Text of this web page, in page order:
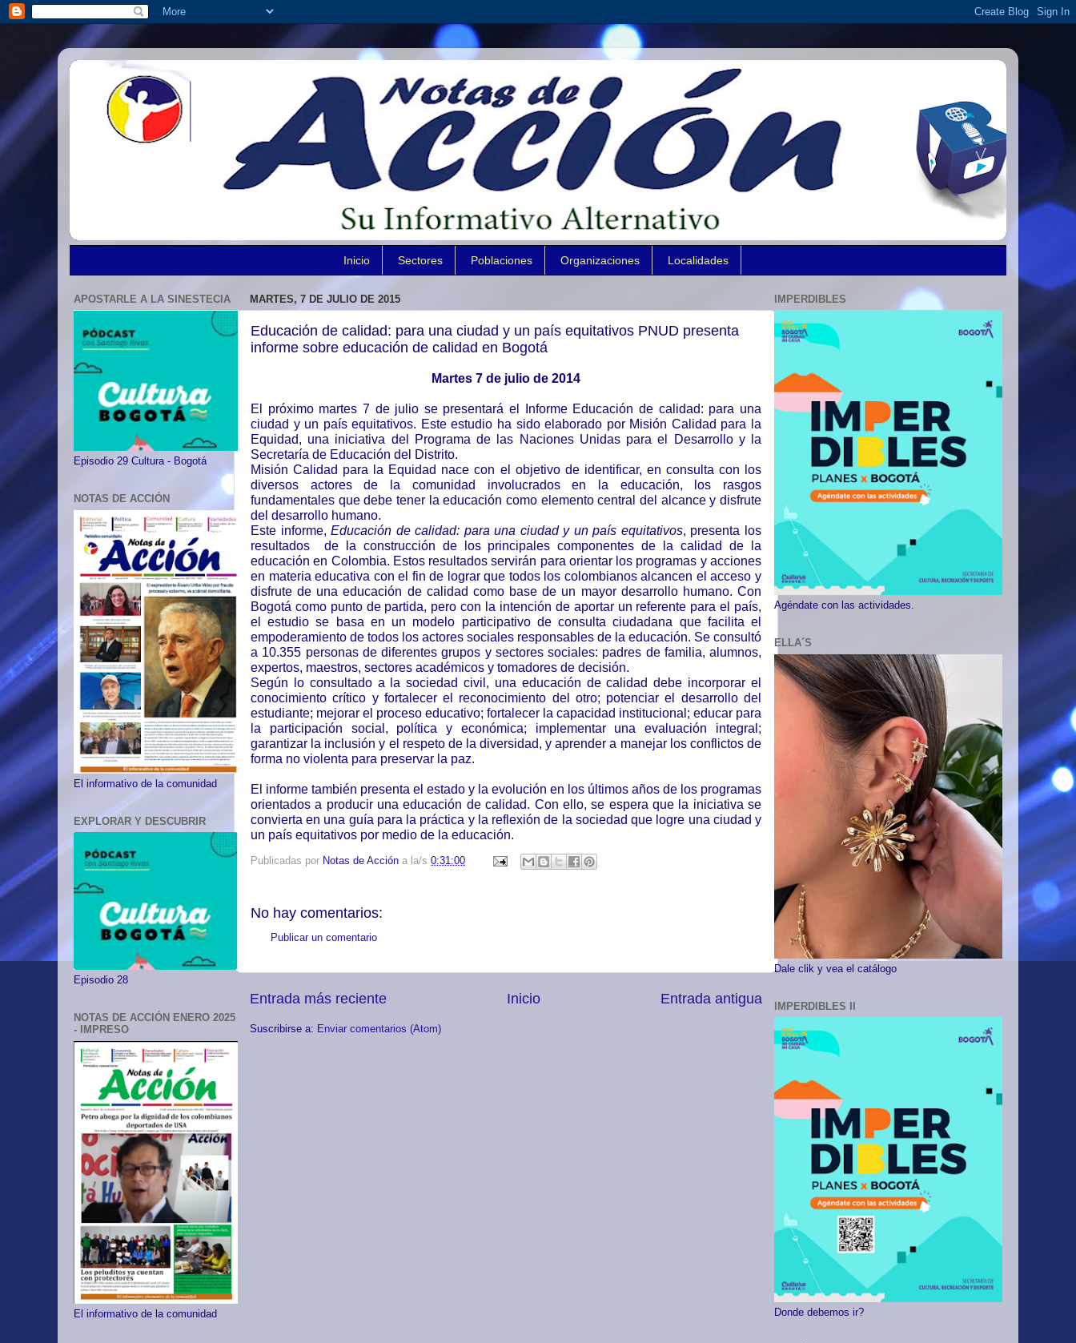
Inicio Sectores Poblaciones Organizaciones Localidades
MARTES, 7 DE JULIO DE 2015
Educación de calidad: para una ciudad y un país equitativos PNUD presenta
informe sobre educación de calidad en Bogotá
Martes 7 de julio de 2014
El próximo martes 7 de julio se presentará el Informe Educación de calidad: para una
ciudad y un país equitativos. Este estudio ha sido elaborado por Misión Calidad para la
Equidad, una iniciativa del Programa de las Naciones Unidas para el Desarrollo y la
Secretaría de Educación del Distrito.
Misión Calidad para la Equidad nace con el objetivo de identificar, en consulta con los
diversos actores de la comunidad involucrados en la educación, los rasgos
fundamentales que debe tener la educación como elemento central del alcance y disfrute
del desarrollo humano.
Este informe,Educación de calidad: para una ciudad y un país equitativos, presenta los
resultados de la construcción de los principales componentes de la calidad de la
educación en Colombia. Estos resultados servirán para orientar los programas y acciones
en materia educativa con el fin de lograr que todos los colombianos alcancen el acceso y
disfrute de una educación de calidad como base de un mayor desarrollo humano. Con
Bogotá como punto de partida, pero con la intención de aportar un referente para el país,
el estudio se basa en un modelo participativo de consulta ciudadana que facilita el
empoderamiento de todos los actores sociales responsables de la educación. Se consultó
a 10.355 personas de diferentes grupos y sectores sociales: padres de familia, alumnos,
expertos, maestros, sectores académicos y tomadores de decisión.
Según lo consultado a la sociedad civil, una educación de calidad debe incorporar el
conocimiento crítico y fortalecer el reconocimiento del otro; potenciar el desarrollo del
estudiante; mejorar el proceso educativo; fortalecer la capacidad institucional; educar para
la participación social, política y económica; implementar una evaluación integral;
garantizar la inclusión y el respeto de la diversidad, y aprender a manejar los conflictos de
forma no violenta para preservar la paz.
El informe también presenta el estado y la evolución en los últimos años de los programas
orientados a producir una educación de calidad. Con ello, se espera que la iniciativa se
convierta en una guía para la práctica y la reflexión de la sociedad que logre una ciudad y
un país equitativos por medio de la educación.
Publicadas por Notas de Acción a la/s 0:31:00
No hay comentarios:
Publicar un comentario
Entrada más reciente Entrada antigua
Inicio
Suscribirse a: Enviar comentarios (Atom)
APOSTARLE A LA SINESTECIA
Episodio 29 Cultura - Bogotá
NOTAS DE ACCIÓN
El informativo de la comunidad
EXPLORAR Y DESCUBRIR
Episodio 28
NOTAS DE ACCIÓN ENERO 2025
- IMPRESO
El informativo de la comunidad
IMPERDIBLES
Agéndate con las actividades.
ELLA´S
Dale clik y vea el catálogo
IMPERDIBLES II
Donde debemos ir?